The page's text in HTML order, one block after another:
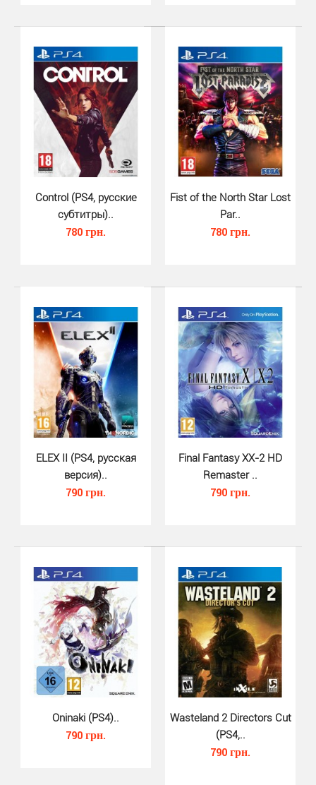
Okami HD (PS4)..
540 грн.
вышедшего в далеком 2006 году на PS2. Сюжет игры..
590 грн.
Outriders Worldslayer (PS4) предлагает Вам
присоединится к игре в кооперативный шутер для от
одного ..
Control (PS4, русские
субтитры)..
780 грн.
Fist of the North Star Lost
Par..
780 грн.
ELEX II (PS4, русская
версия)..
790 грн.
Final Fantasy XX-2 HD
Remaster ..
790 грн.
Oninaki (PS4)..
790 грн.
Wasteland 2 Directors Cut
(PS4,..
790 грн.